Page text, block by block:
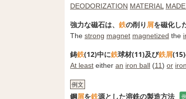
DEODORIZATION MATERIAL
強力な磁石は、 鉄の削り 屑を磁化し
The strong magnet magnetized the
鋳鉄(12)中に鉄球材(11)及び鉄屑
At least either an iron ball (11) or
例文
鋼屑を鉄源とした溶銑の製造方法